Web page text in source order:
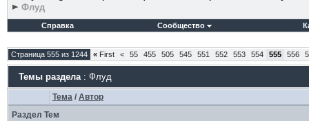
Флуд
Справка Сообщество
Страница 555 из 1244 «First < 55 455 505 545 551 552 553 554 555 556
Темы раздела: Флуд
Тема/ Автор
Раздел Тем